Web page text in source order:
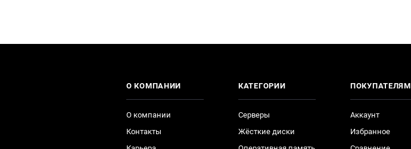
О КОМПАНИИ
О компании
Контакты
КАТЕГОРИИ
Серверы
Жёсткие диски
ПОКУПАТЕЛЯМ
Аккаунт
Избранное